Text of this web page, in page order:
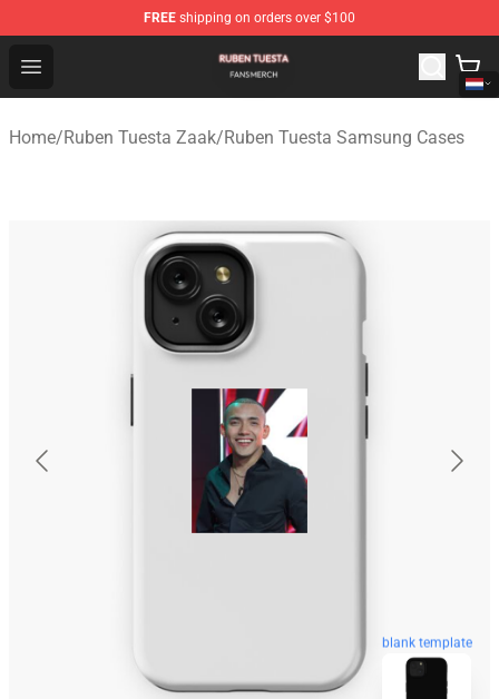
FREE shipping on orders over $100
Open menu
Ruben Tuesta Shop - Official Ruben Tuesta Merchandise
Home/Ruben Tuesta Zaak/Ruben Tuesta Samsung Cases
blank template